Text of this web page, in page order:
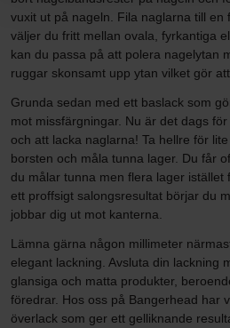
vuxit ut på nageln. Fila naglarna till en
väljer du fritt mellan ovala, fyrkantiga
kan du passa på att polera nagelytan
ruggar skonsamt upp ytan vilket gör
Grunda sedan med ett baslack som
mot missfärgningar. Nu är det dags
och att lacka naglarna! Ta hellre för
borsten och måla tunna lager. Du får
du målar tunna men flera lager istället
ett proffsigt salongsresultat börjar du
jobbar dig ut mot kanterna.
Lämna gärna någon millimeter
elegant lackning. Avsluta din lackning
glansiga och matta produkter,
föredrar. Hos oss på Bangerhead har
överlack som ger ett gelliknande